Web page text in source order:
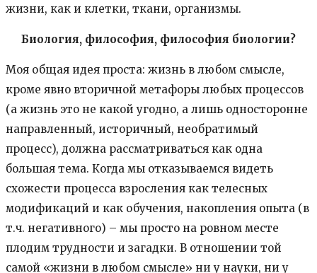
жизни, как и клетки, ткани, организмы.
Биология, философия, философия биологии?
Моя общая идея проста: жизнь в любом смысле,
кроме явно вторичной метафоры любых процессов
(а жизнь это не какой угодно, а лишь односторонне
направленный, историчный, необратимый
процесс), должна рассматриваться как одна
большая тема. Когда мы отказываемся видеть
схожести процесса взросления как телесных
модификаций и как обучения, накопления опыта (в
т.ч. негативного) – мы просто на ровном месте
плодим трудности и загадки. В отношении той
самой «жизни в любом смысле» ни у науки, ни у